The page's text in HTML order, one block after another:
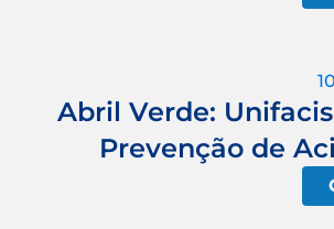
Abril Verde:
Prevenção de